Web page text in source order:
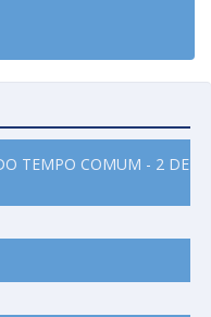
TEMPO COMUM - 2 DE